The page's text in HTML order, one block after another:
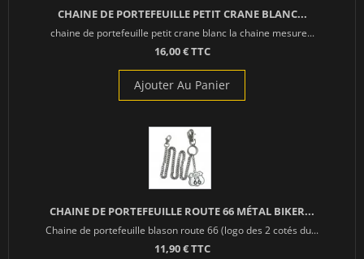
CHAINE DE PORTEFEUILLE PETIT CRANE BLANC...
chaine de portefeuille petit crane blanc la chaine mesure...
16,00 € TTC
Ajouter Au Panier
CHAINE DE PORTEFEUILLE ROUTE 66 MÉTAL BIKER...
Chaine de portefeuille blason route 66 (logo des 2 cotés du...
11,90 € TTC